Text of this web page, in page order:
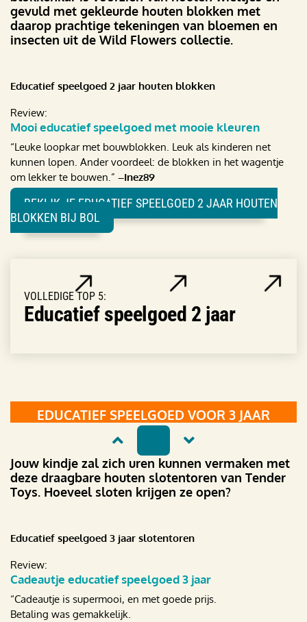
gevuld met gekleurde houten blokken met
daarop prachtige tekeningen van bloemen en
insecten uit de Wild Flowers collectie.
Educatief speelgoed 2 jaar houten blokken
Review:
Mooi educatief speelgoed met mooie kleuren
“Leuke loopkar met bouwblokken. Leuk als kinderen net
kunnen lopen. Ander voordeel: de blokken in het wagentje
om lekker te bouwen.” –Inez89
BEKIJK JE EDUCATIEF SPEELGOED 2 JAAR HOUTEN
BLOKKEN BIJ BOL
VOLLEDIGE TOP 5:
Educatief speelgoed 2 jaar
EDUCATIEF SPEELGOED VOOR 3 JAAR
Jouw kindje zal zich uren kunnen vermaken met
deze draagbare houten slotentoren van Tender
Toys. Hoeveel sloten krijgen ze open?
Educatief speelgoed 3 jaar slotentoren
Review:
Cadeautje educatief speelgoed 3 jaar
“Cadeautje is supermooi, en met goede prijs.
Betaling was gemakkelijk.